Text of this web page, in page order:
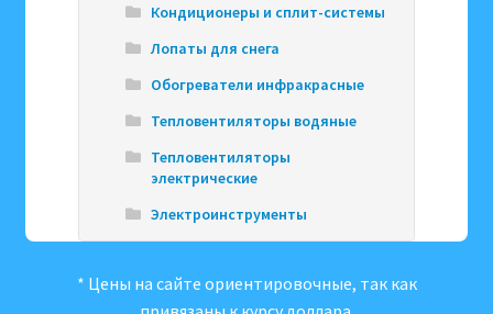
Кондиционеры и сплит-системы
Лопаты для снега
Обогреватели инфракрасные
Тепловентиляторы водяные
Тепловентиляторы
электрические
Электроинструменты
* Цены на сайте ориентировочные, так как